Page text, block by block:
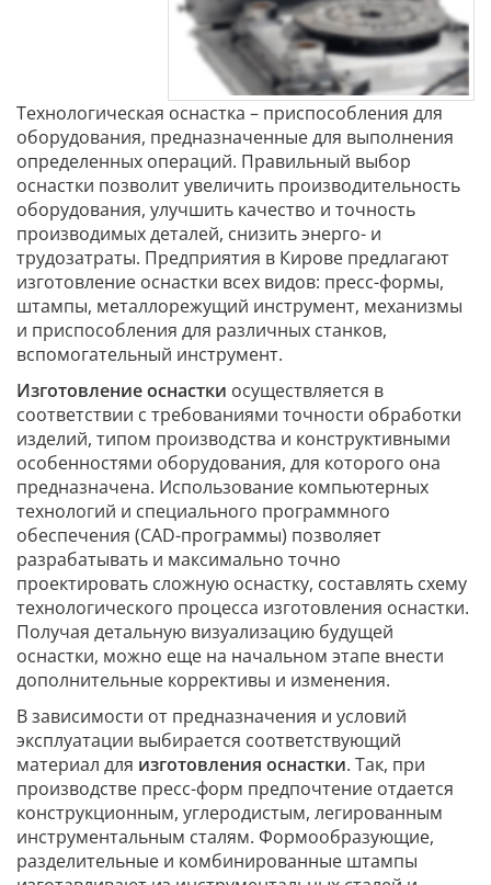
Технологическая оснастка – приспособления для
оборудования, предназначенные для выполнения
определенных операций. Правильный выбор
оснастки позволит увеличить производительность
оборудования, улучшить качество и точность
производимых деталей, снизить энерго- и
трудозатраты. Предприятия в Кирове предлагают
изготовление оснастки всех видов: пресс-формы,
штампы, металлорежущий инструмент, механизмы
и приспособления для различных станков,
вспомогательный инструмент.
Изготовление оснастки осуществляется в
соответствии с требованиями точности обработки
изделий, типом производства и конструктивными
особенностями оборудования, для которого она
предназначена. Использование компьютерных
технологий и специального программного
обеспечения (CAD-программы) позволяет
разрабатывать и максимально точно
проектировать сложную оснастку, составлять схему
технологического процесса изготовления оснастки.
Получая детальную визуализацию будущей
оснастки, можно еще на начальном этапе внести
дополнительные коррективы и изменения.
В зависимости от предназначения и условий
эксплуатации выбирается соответствующий
материал для изготовления оснастки. Так, при
производстве пресс-форм предпочтение отдается
конструкционным, углеродистым, легированным
инструментальным сталям. Формообразующие,
разделительные и комбинированные штампы